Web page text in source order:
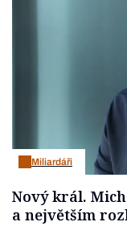
Miliardáři
Nový král.
a největším